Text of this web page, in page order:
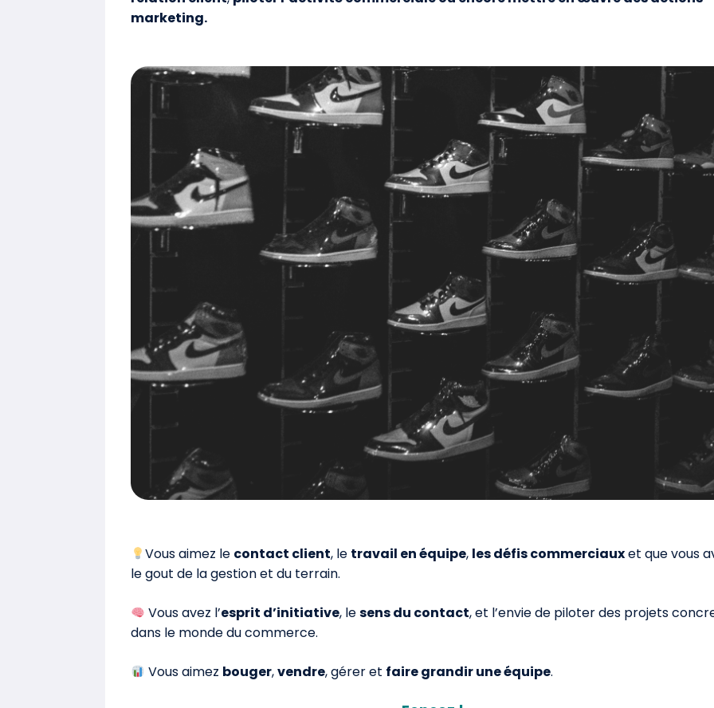
marketing.
Vous aimez le contact client, le travail en équipe, les défis commerciauxet que vous
le gout de la gestion et du terrain.
Vous avez l’esprit d’initiative, lesens du contact, et l’envie de piloter des projets
dans le monde du commerce.
Vous aimez bouger,vendre, gérer et faire grandir une équipe.